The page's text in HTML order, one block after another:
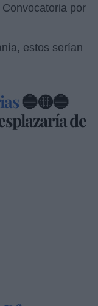
por
estos serían
🔵🟡🔵
de